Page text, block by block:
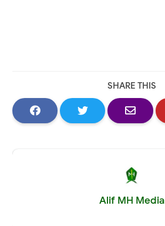
SHARE THIS
Alif MH Media